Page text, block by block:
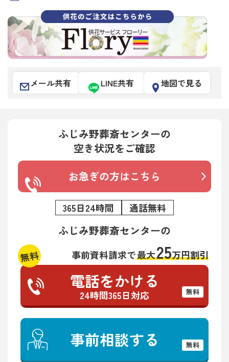
メール共有 LINE共有 地図で見る
ふじみ野葬斎センターの
空き状況をご確認
お急ぎの方はこちら
365日24時間 通話無料
ふじみ野葬斎センターの
無料 事前資料請求で最大25万円割引
電話をかける
24時間365日対応 無料
事前相談する 無料